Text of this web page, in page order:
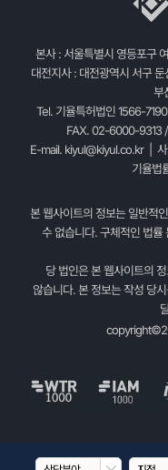
본사 : 서울특별시 영등포구
대전지사 : 대전광역시 서구
부
Tel. 기율특허법인 1566-
FAX. 02-6000-9313
E-mail. kiyul@kiyul.co.kr| 사
기율법
본 웹사이트의 정보는 일반적
수 없습니다. 구체적인 법률
당 법인은 본 웹사이트의
않습니다. 본 정보는 작성 당